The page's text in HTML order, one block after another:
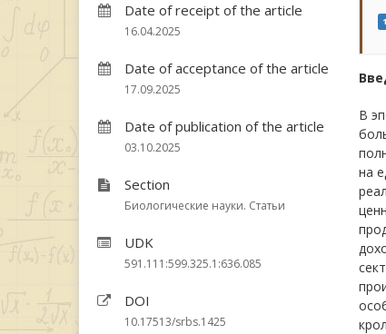
Date of receipt of the article
16.04.2025
Date of acceptance of the article
17.09.2025
Date of publication of the article
03.10.2025
Section
Биологические науки. Статьи
UDK
591.111:599.325.1:636.085
DOI
10.17513/srbs.1425
1
В
на